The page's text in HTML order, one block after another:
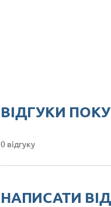
ВІДГУКИ
0 відгуку
НАПИСАТИ